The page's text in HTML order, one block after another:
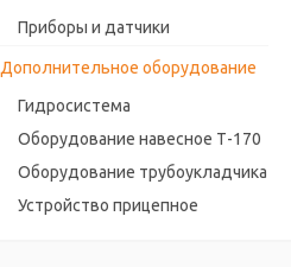
Приборы и датчики
Дополнительное оборудование
Гидросистема
Оборудование навесное Т-170
Оборудование трубоукладчика
Устройство прицепное